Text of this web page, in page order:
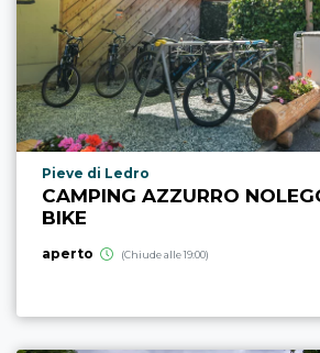
Località punto di interesse
Pieve di Ledro
CAMPING AZZURRO
BIKE
aperto (Chiude alle 19:00)